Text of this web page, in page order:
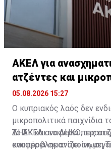
ΑΚΕΛ για
ατζέντες και
05.08.2026 15:27
Ο κυπριακός λαός δεν
μικροπολιτικά παιχνίδια
ΔΗΣΥ και το ΔΗΚΟ, τις
αναφέρει σε ανακοίνωση
Το ΑΚΕΛ αναφέρει
και προβληματίζει τη